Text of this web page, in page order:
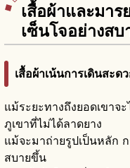
เสื้อผ้าและมาร
เซ็นโจอย่างสบ
เสื้อผ้าเน้นการเดินสะด
แม้ระยะทางถึงยอดเขาจ
ภูเขาที่ไม่ได้ลาดยาง
แม้จะมาถ่ายรูปเป็นหลัก
สบายขึ้น